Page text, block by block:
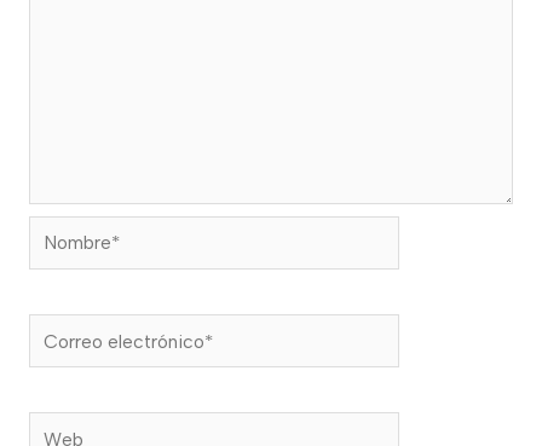
Nombre*
Correo
electrónico*
Web